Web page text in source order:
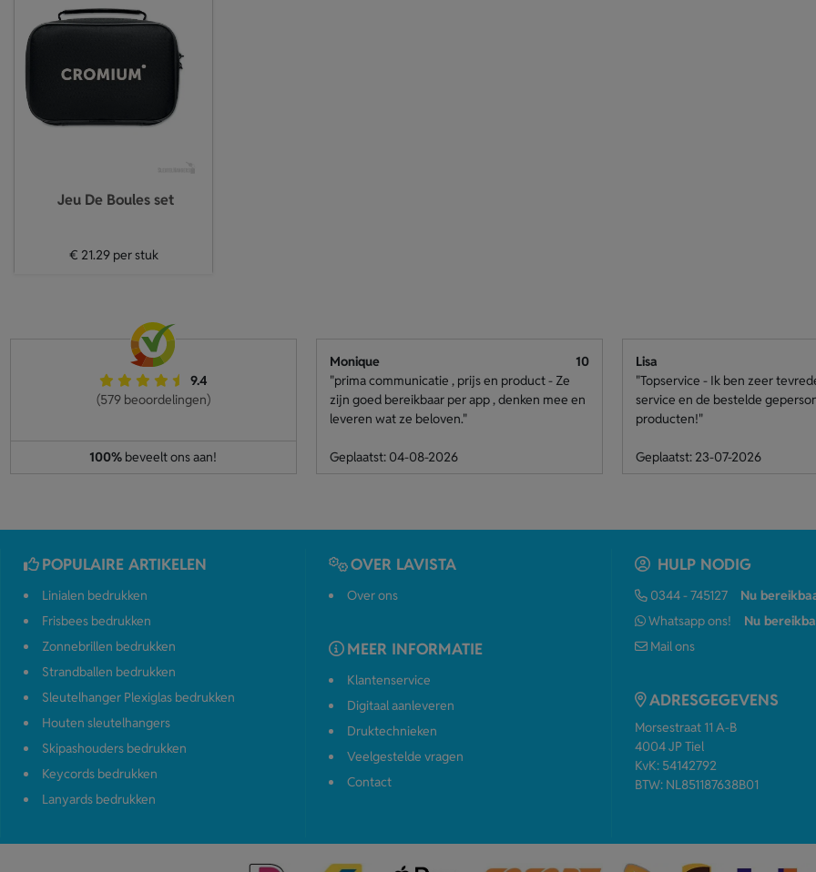
Jeu De Boules set
€ 21.29per stuk
9.4
(579 beoordelingen)
100% beveelt ons aan!
Monique
10
"prima communicatie , prijs en product - Ze
zijn goed bereikbaar per app , denken mee en
leveren wat ze beloven."
Geplaatst: 04-08-2026
Lisa
"Topservice - Ik ben zeer
service en de bestelde
producten!"
Geplaatst: 23-07-2026
POPULAIRE ARTIKELEN
Linialen bedrukken
Frisbees bedrukken
Zonnebrillen bedrukken
Strandballen bedrukken
Sleutelhanger Plexiglas bedrukken
Houten sleutelhangers
Skipashouders bedrukken
Keycords bedrukken
Lanyards bedrukken
OVER LAVISTA
Over ons
MEER INFORMATIE
Klantenservice
Digitaal aanleveren
Druktechnieken
Veelgestelde vragen
Contact
HULP NODIG
0344 - 745127
Nu
Whatsapp ons!
Nu
Mail ons
ADRESGEGEVENS
Morsestraat 11 A-B
4004 JP Tiel
KvK: 54142792
BTW: NL851187638B01